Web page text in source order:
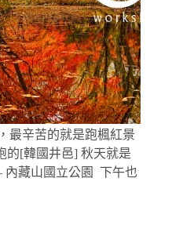
最辛苦的就是跑楓紅景
的[韓國井邑] 秋天就是
內藏山國立公園 下午也